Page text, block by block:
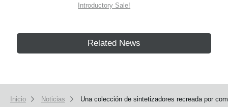
Introductory Sale!
Related News
Inicio Noticias Una colección de sintetizadores recreada por